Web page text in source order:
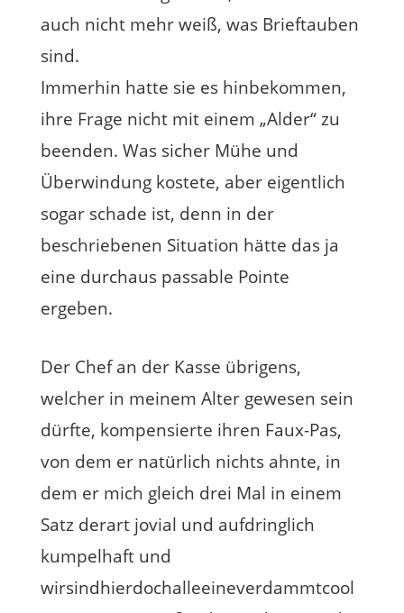
auch nicht mehr weiß, was Brieftauben
sind.
Immerhin hatte sie es hinbekommen,
ihre Frage nicht mit einem „Alder“ zu
beenden. Was sicher Mühe und
Überwindung kostete, aber eigentlich
sogar schade ist, denn in der
beschriebenen Situation hätte das ja
eine durchaus passable Pointe
ergeben.
Der Chef an der Kasse übrigens,
welcher in meinem Alter gewesen sein
dürfte, kompensierte ihren Faux-Pas,
von dem er natürlich nichts ahnte, in
dem er mich gleich drei Mal in einem
Satz derart jovial und aufdringlich
kumpelhaft und
wirsindhierdochalleeineverdammtcool